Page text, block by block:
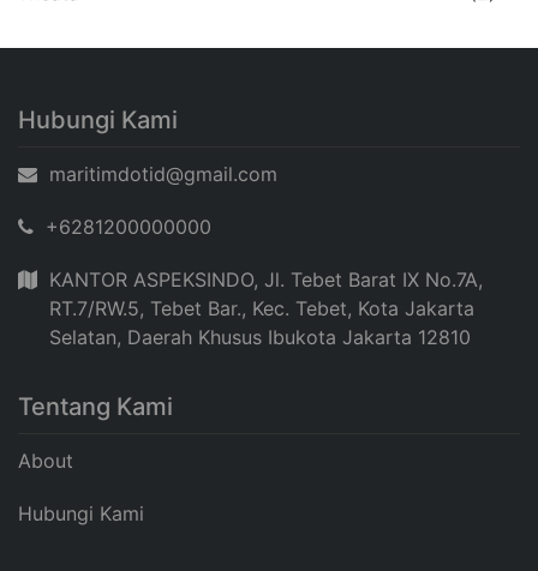
Hubungi Kami
maritimdotid@gmail.com
+6281200000000
KANTOR ASPEKSINDO, Jl. Tebet Barat IX No.7A,
RT.7/RW.5, Tebet Bar., Kec. Tebet, Kota Jakarta
Selatan, Daerah Khusus Ibukota Jakarta 12810
Tentang Kami
About
Hubungi Kami